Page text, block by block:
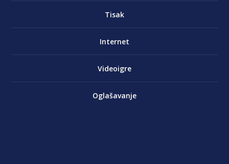
Tisak
Internet
Videoigre
Oglašavanje